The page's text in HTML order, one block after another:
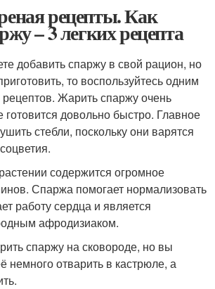
рецепты. Как
– 3 легких рецепта
добавить спаржу в свой рацион, но
то воспользуйтесь одним
Жарить спаржу очень
готовится довольно быстро. Главное
стебли, поскольку они варятся
содержится огромное
Спаржа помогает нормализовать
работу сердца и является
афродизиаком.
спаржу на сковороде, но вы
немного отварить в кастрюле, а